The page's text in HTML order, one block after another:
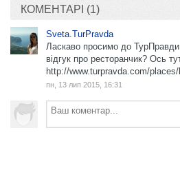
КОМЕНТАРІ (1)
Sveta.TurPravda
Ласкаво просимо до
відгук про ресторанчик? Ось
http://www.turpravda.com/
пн, 13 лип 2015, 16:31